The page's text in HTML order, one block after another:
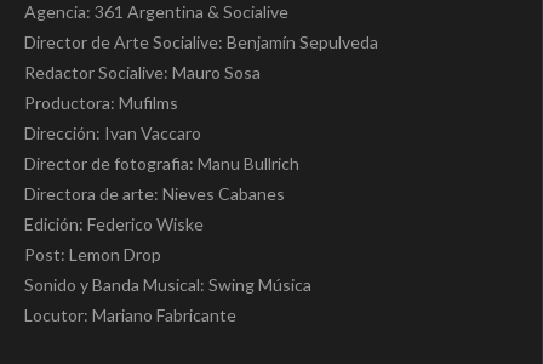
Agencia: 361 Argentina & Socialive
Director de Arte Socialive: Benjamín Sepulveda
Redactor Socialive: Mauro Sosa
Productora: Mufilms
Dirección: Ivan Vaccaro
Director de fotografia: Manu Bullrich
Directora de arte: Nieves Cabanes
Edición: Federico Wiske
Post: Lemon Drop
Sonido y Banda Musical: Swing Música
Locutor: Mariano Fabricante